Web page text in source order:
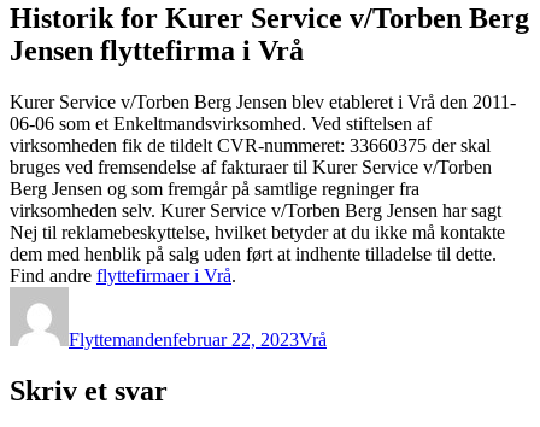
Historik for Kurer Service v/Torben Berg
Jensen flyttefirma i Vrå
Kurer Service v/Torben Berg Jensen blev etableret i Vrå den 2011-
06-06 som et Enkeltmandsvirksomhed. Ved stiftelsen af
virksomheden fik de tildelt CVR-nummeret: 33660375 der skal
bruges ved fremsendelse af fakturaer til Kurer Service v/Torben
Berg Jensen og som fremgår på samtlige regninger fra
virksomheden selv. Kurer Service v/Torben Berg Jensen har sagt
Nej til reklamebeskyttelse, hvilket betyder at du ikke må kontakte
dem med henblik på salg uden ført at indhente tilladelse til dette.
Find andre flyttefirmaer i Vrå.
Flyttemandenfebruar 22, 2023Vrå
Skriv et svar